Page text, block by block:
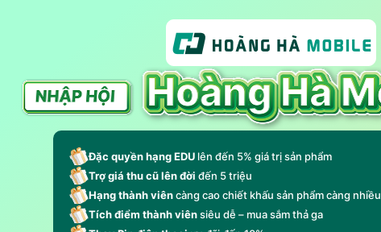
Đặc quyền hạng EDU lên đến 5% giá trị sản phẩm
Trợ giá thu cũ lên đời đến 5 triệu
Hạng thành viêncàng cao chiết khấu sản phẩm càng nhiều
Tích điểm thành viênsiêu dễ – mua sắm thả ga